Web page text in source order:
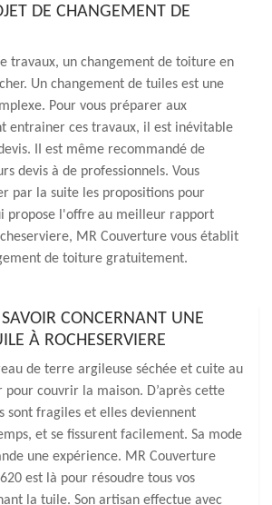
DE CHANGEMENT DE
travaux, un changement de toiture en
Un changement de tuiles est une
Pour vous préparer aux
entrainer ces travaux, il est inévitable
II est même recommandé de
devis à de professionnels. Vous
par la suite les propositions pour
propose l'offre au meilleur rapport
MR Couverture vous établit
de toiture gratuitement.
CONCERNANT UNE
À ROCHESERVIERE
de terre argileuse séchée et cuite au
pour couvrir la maison. D’après cette
sont fragiles et elles deviennent
et se fissurent facilement. Sa mode
une expérience. MR Couverture
est là pour résoudre tous vos
la tuile. Son artisan effectue avec